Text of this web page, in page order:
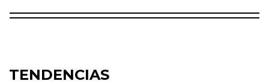
TENDENCIAS